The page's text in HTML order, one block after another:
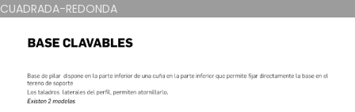
CUADRADA-REDONDA